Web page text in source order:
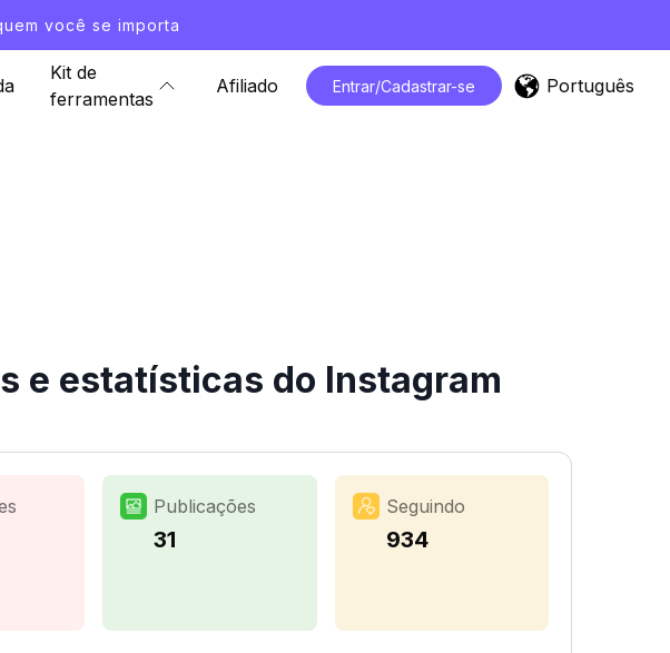
você se importa
Kit de
ferramentas
Afiliado Entrar/Cadastrar-se Português
e estatísticas do Instagram
Publicações
31
Seguindo
934